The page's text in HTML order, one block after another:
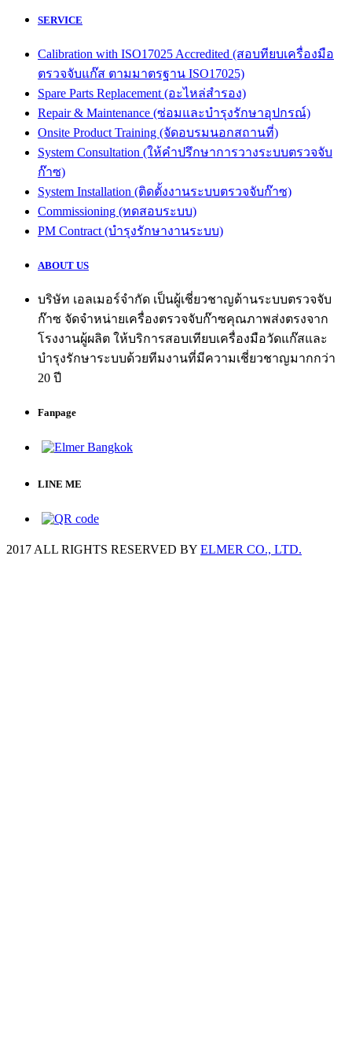
SERVICE
Calibration with ISO17025 Accredited (สอบทียบเครื่องมือ
ตรวจจับแก๊ส ตามมาตรฐาน ISO17025)
Spare Parts Replacement (อะไหล่สำรอง)
Repair & Maintenance (ซ่อมและบำรุงรักษาอุปกรณ์)
Onsite Product Training (จัดอบรมนอกสถานที่)
System Consultation (ให้คำปรึกษาการวางระบบตรวจจับ
ก๊าซ)
System Installation (ติดตั้งงานระบบตรวจจับก๊าซ)
Commissioning (ทดสอบระบบ)
PM Contract (บำรุงรักษางานระบบ)
ABOUT US
บริษัท เอลเมอร์จำกัด เป็นผู้เชี่ยวชาญด้านระบบตรวจจับ
ก๊าซ จัดจำหน่ายเครื่องตรวจจับก๊าซคุณภาพส่งตรงจาก
โรงงานผู้ผลิต ให้บริการสอบเทียบเครื่องมือวัดแก๊สและ
บำรุงรักษาระบบด้วยทีมงานที่มีความเชี่ยวชาญมากกว่า
20 ปี
Fanpage
LINE ME
2017 ALL RIGHTS RESERVED BY ELMER CO., LTD.